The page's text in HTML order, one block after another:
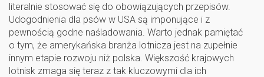
literalnie stosować się do obowiązujących przepisów.
Udogodnienia dla psów w USA są imponujące i z
pewnością godne naśladowania. Warto jednak pamiętać
o tym, że amerykańska branża lotnicza jest na zupełnie
innym etapie rozwoju niż polska. Większość krajowych
lotnisk zmaga się teraz z tak kluczowymi dla ich